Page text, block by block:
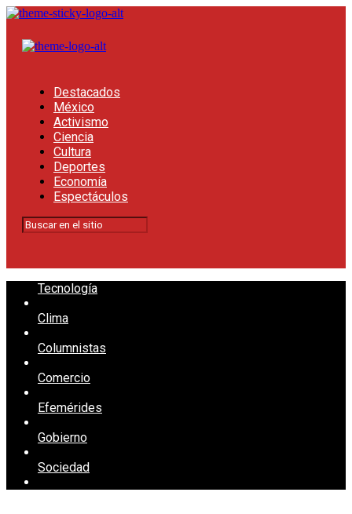
Destacados
México
Activismo
Ciencia
Cultura
Deportes
Economía
Espectáculos
Tecnología
Clima
Columnistas
Comercio
Efemérides
Gobierno
Sociedad